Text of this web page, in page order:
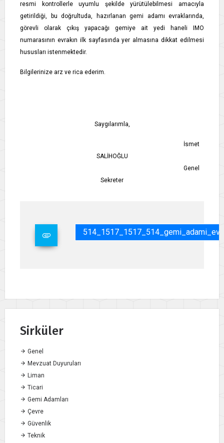
resmi kontrollerle uyumlu şekilde yürütülebilmesi amacıyla
getirildiği, bu doğrultuda, hazırlanan gemi adamı evraklarında,
görevli olarak çıkış yapacağı gemiye ait yedi haneli IMO
numarasının evrakın ilk sayfasında yer almasına dikkat edilmesi
hususları istenmektedir.
Bilgilerinize arz ve rica ederim.
Saygılarımla,
İsmet
SALİHOĞLU
Genel
Sekreter
Sirküler
Genel
Mevzuat Duyuruları
Liman
Ticari
Gemi Adamları
Çevre
Güvenlik
Teknik